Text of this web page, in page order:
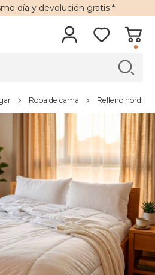
día y devolución gratis*
Ropa de cama Relleno